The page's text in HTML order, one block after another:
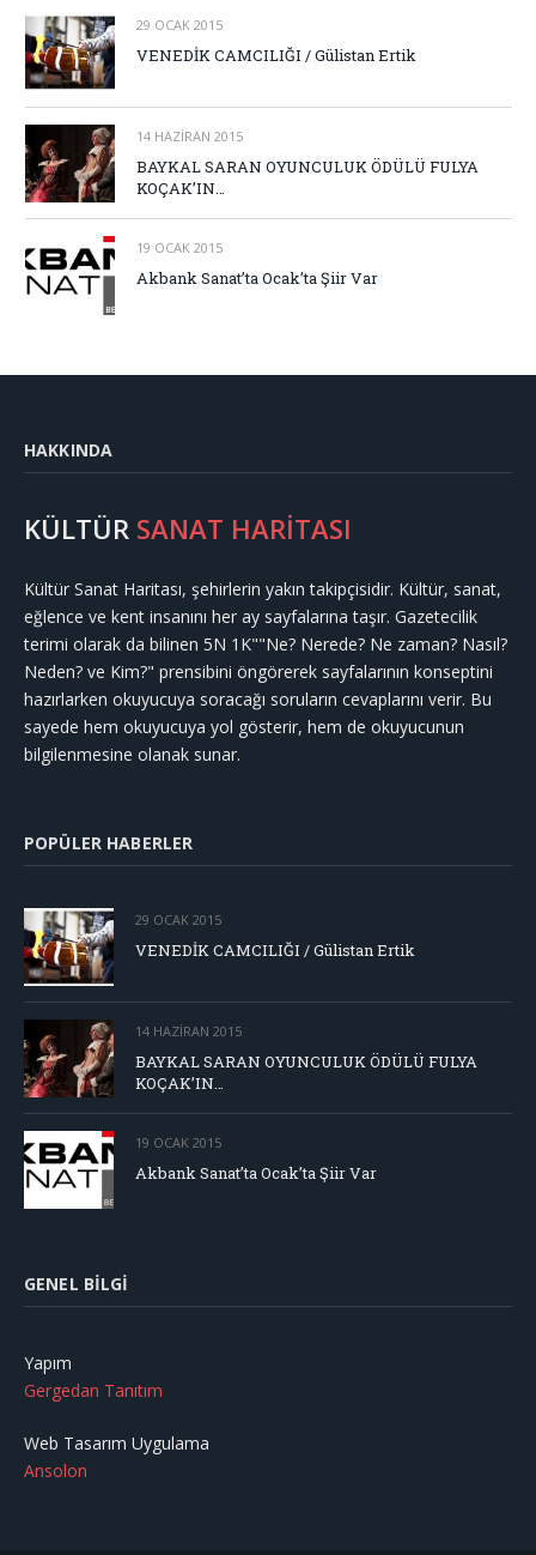
29 OCAK 2015
VENEDİK CAMCILIĞI / Gülistan Ertik
14 HAZIRAN 2015
BAYKAL SARAN OYUNCULUK ÖDÜLÜ FULYA
KOÇAK’IN…
19 OCAK 2015
Akbank Sanat’ta Ocak’ta Şiir Var
HAKKINDA
KÜLTÜR SANAT HARİTASI
Kültür Sanat Haritası, şehirlerin yakın takipçisidir. Kültür, sanat,
eğlence ve kent insanını her ay sayfalarına taşır. Gazetecilik
terimi olarak da bilinen 5N 1K""Ne? Nerede? Ne zaman? Nasıl?
Neden? ve Kim?" prensibini öngörerek sayfalarının konseptini
hazırlarken okuyucuya soracağı soruların cevaplarını verir. Bu
sayede hem okuyucuya yol gösterir, hem de okuyucunun
bilgilenmesine olanak sunar.
POPÜLER HABERLER
29 OCAK 2015
VENEDİK CAMCILIĞI / Gülistan Ertik
14 HAZIRAN 2015
BAYKAL SARAN OYUNCULUK ÖDÜLÜ FULYA
KOÇAK’IN…
19 OCAK 2015
Akbank Sanat’ta Ocak’ta Şiir Var
GENEL BILGI
Yapım
Gergedan Tanıtım
Web Tasarım Uygulama
Ansolon